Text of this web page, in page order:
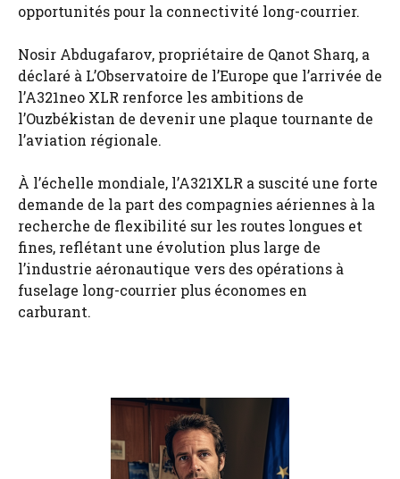
opportunités pour la connectivité long-courrier.
Nosir Abdugafarov, propriétaire de Qanot Sharq, a
déclaré à L’Observatoire de l’Europe que l’arrivée de
l’A321neo XLR renforce les ambitions de
l’Ouzbékistan de devenir une plaque tournante de
l’aviation régionale.
À l’échelle mondiale, l’A321XLR a suscité une forte
demande de la part des compagnies aériennes à la
recherche de flexibilité sur les routes longues et
fines, reflétant une évolution plus large de
l’industrie aéronautique vers des opérations à
fuselage long-courrier plus économes en
carburant.